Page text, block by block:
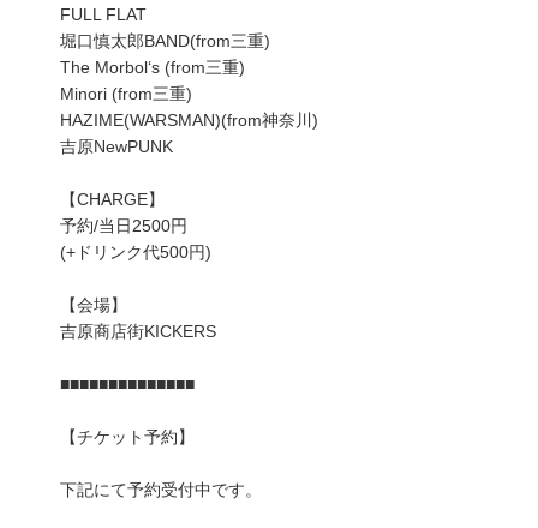
FULL FLAT
堀口慎太郎BAND(from三重)
The Morbol‘s (from三重)
Minori (from三重)
HAZIME(WARSMAN)(from神奈川)
吉原NewPUNK
【CHARGE】
予約/当日2500円
(+ドリンク代500円)
【会場】
吉原商店街KICKERS
■■■■■■■■■■■■■■
【チケット予約】
下記にて予約受付中です。